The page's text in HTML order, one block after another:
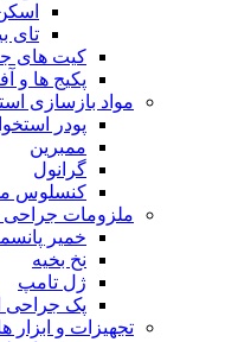
تای
کیت های
پکیج ها و
مواد بازسازی
پودر
ممبرین
گرانول
کنسلوس
ملزومات
خمیر
نخ بخیه
ژل تامپ
پک جراحی
تجهیزات و ابزار